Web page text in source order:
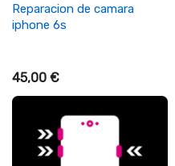
Reparacion de camara
iphone 6s
45,00 €